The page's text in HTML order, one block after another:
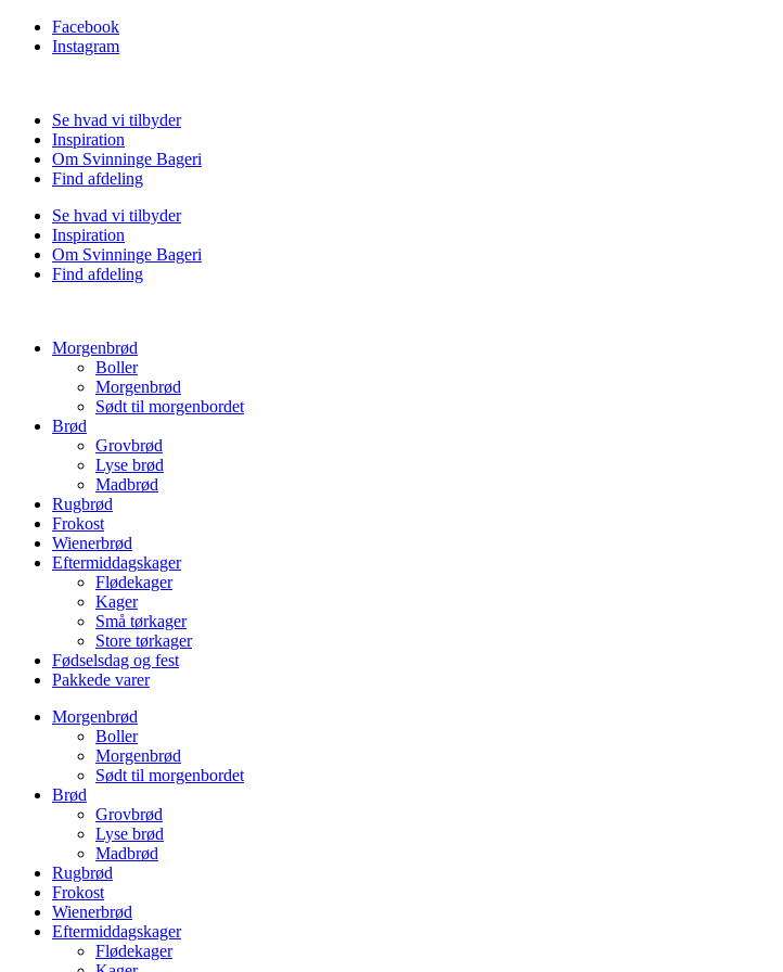
Facebook
Instagram
Se hvad vi tilbyder
Inspiration
Om Svinninge Bageri
Find afdeling
Se hvad vi tilbyder
Inspiration
Om Svinninge Bageri
Find afdeling
Morgenbrød
Boller
Morgenbrød
Sødt til morgenbordet
Brød
Grovbrød
Lyse brød
Madbrød
Rugbrød
Frokost
Wienerbrød
Eftermiddagskager
Flødekager
Kager
Små tørkager
Store tørkager
Fødselsdag og fest
Pakkede varer
Morgenbrød
Boller
Morgenbrød
Sødt til morgenbordet
Brød
Grovbrød
Lyse brød
Madbrød
Rugbrød
Frokost
Wienerbrød
Eftermiddagskager
Flødekager